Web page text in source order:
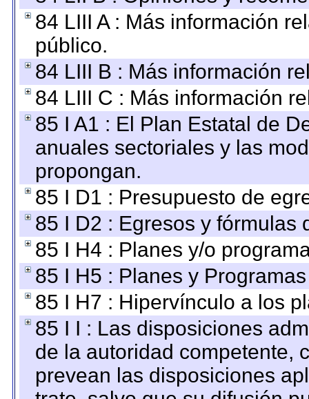
84 LIII A : Más información
público.
84 LIII B : Más información
84 LIII C : Más información
85 I A1 : El Plan Estatal de
anuales sectoriales y las
propongan.
85 I D1 : Presupuesto de
85 I D2 : Egresos y fórmulas
85 I H4 : Planes y/o
85 I H5 : Planes y
85 I H7 : Hipervínculo a los
85 I I : Las disposiciones
de la autoridad competente,
prevean las disposiciones